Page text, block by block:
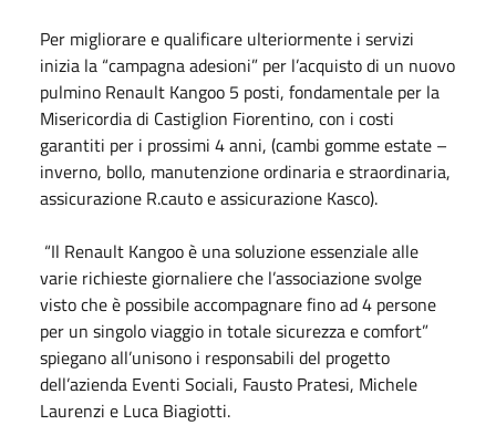
Per migliorare e qualificare ulteriormente i servizi
inizia la “campagna adesioni” per l’acquisto di un nuovo
pulmino Renault Kangoo 5 posti, fondamentale per la
Misericordia di Castiglion Fiorentino, con i costi
garantiti per i prossimi 4 anni, (cambi gomme estate –
inverno, bollo, manutenzione ordinaria e straordinaria,
assicurazione R.cauto e assicurazione Kasco).
“Il Renault Kangoo è una soluzione essenziale alle
varie richieste giornaliere che l’associazione svolge
visto che è possibile accompagnare fino ad 4 persone
per un singolo viaggio in totale sicurezza e comfort”
spiegano all’unisono i responsabili del progetto
dell’azienda Eventi Sociali, Fausto Pratesi, Michele
Laurenzi e Luca Biagiotti.